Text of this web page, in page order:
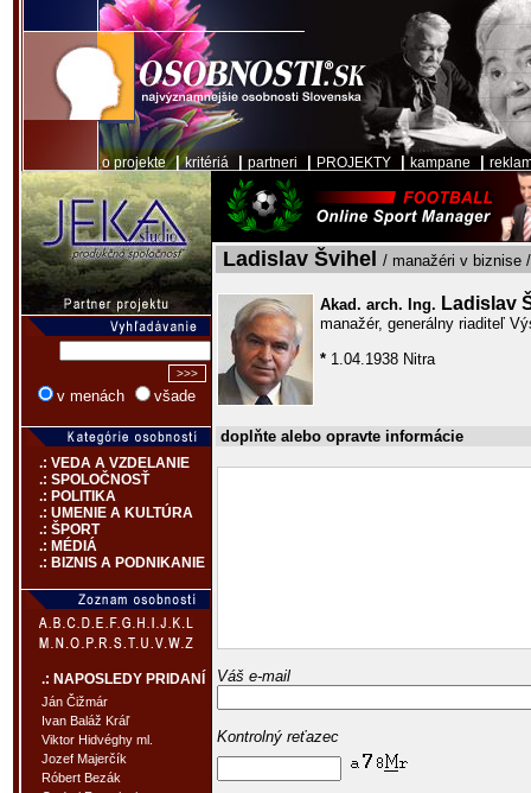
o projekte|kritériá partneri PROJEKTY kampane
v menách všade
.: VEDA A VZDELANIE
.: SPOLOČNOSŤ
.: POLITIKA
.: UMENIE A KULTÚRA
.: ŠPORT
.: MÉDIÁ
.: BIZNIS A PODNIKANIE
.: NAPOSLEDY PRIDANÍ
Ján Čižmár
Ivan Baláž Kráľ
Viktor Hidvéghy ml.
Jozef Majerčík
Róbert Bezák
Ladislav Švihel / manažéri v biznise
Akad. arch. Ing. Ladislav
manažér, generálny riaditeľ
* 1.04.1938 Nitra
doplňte alebo opravte informácie
Váš e-mail
Kontrolný reťazec